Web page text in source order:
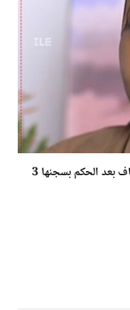
قضية ساكديا باجاج تدخل مرحلة الاستئناف بعد الحكم بسجنها 3